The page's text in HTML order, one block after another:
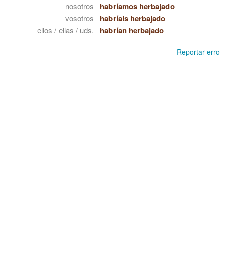
nosotros habríamos herbajado
vosotros habríais herbajado
ellos / ellas / uds. habrían herbajado
Reportar erro